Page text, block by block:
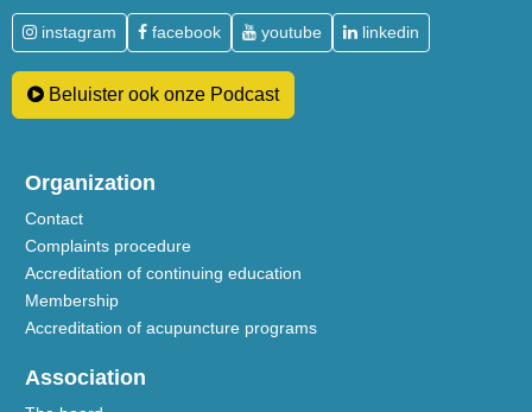
instagram facebook youtube linkedin
Beluister ook onze Podcast
Organization
Contact
Complaints procedure
Accreditation of continuing education
Membership
Accreditation of acupuncture programs
Association